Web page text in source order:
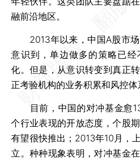
融前沿地区。
2013年以来，中国A股市场
意识到，单边做多的策略已
化。但是，从意识转变到真正
正考验机构的业务积累和风控体
目前，中国的对冲基金愈
个行业表现的开放态度，个股
有望很快推出；2013年10月，
立。种种现象表明，对冲基金